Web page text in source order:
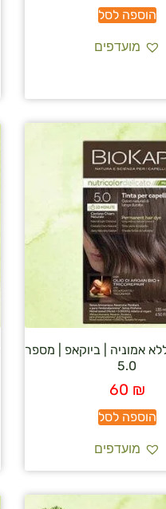
הוספה לסל
מועדפים
אמוניה | ביוקאפ | מספר
5.0
60 ₪
הוספה לסל
מועדפים